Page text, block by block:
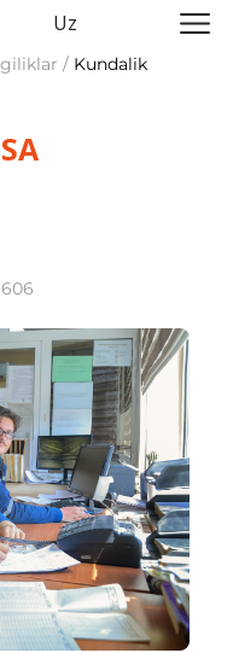
Uz
/ Kundalik